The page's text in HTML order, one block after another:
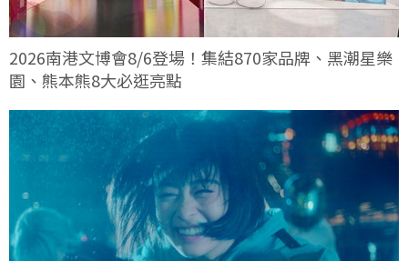
2026南港文博會8/6登場！集結870家品牌、黑潮星樂
園、熊本熊8大必逛亮點